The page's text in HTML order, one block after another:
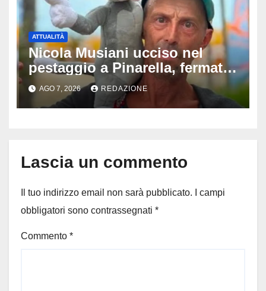
ATTUALITÀ
Nicola Musiani ucciso nel
pestaggio a Pinarella, fermati
quattro giovani: la svolta
dopo video, intercettazioni e
pedinamenti
AGO 7, 2026 REDAZIONE
Lascia un commento
Il tuo indirizzo email non sarà pubblicato.
I campi
obbligatori sono contrassegnati *
Commento *